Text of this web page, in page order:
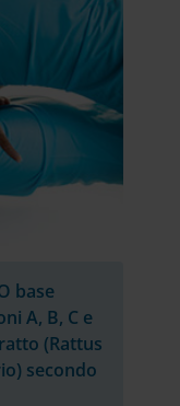
base
A, B, C e
(Rattus
secondo